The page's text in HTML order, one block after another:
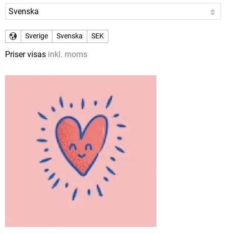
Sverige Svenska SEK
Priser visas inkl. moms